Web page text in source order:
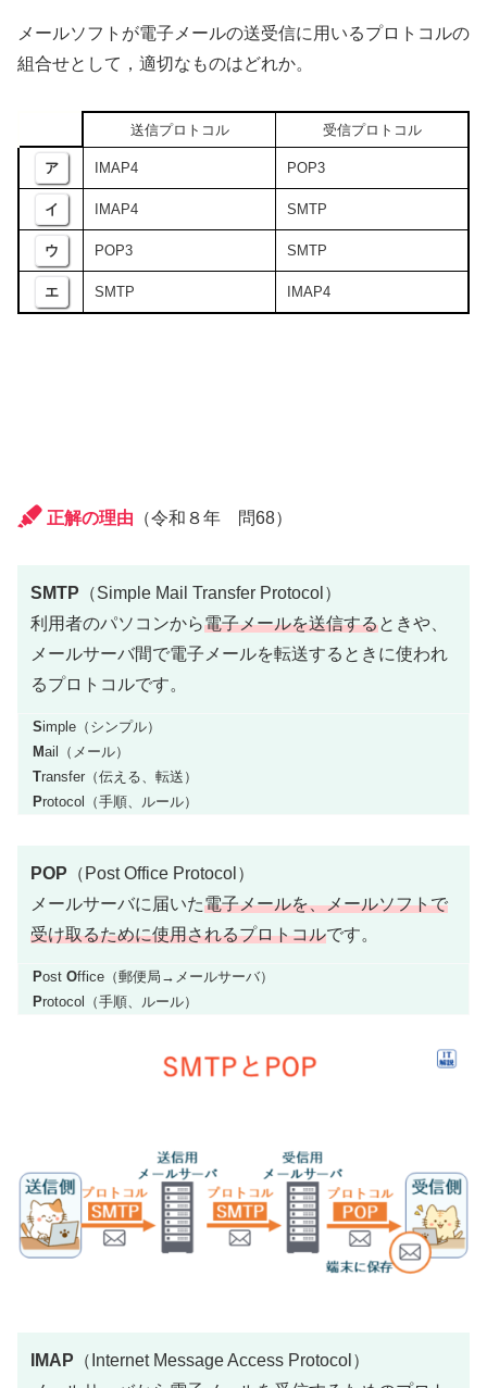
メールソフトが電子メールの送受信に用いるプロトコルの
組合せとして，適切なものはどれか。
送信プロトコル 受信プロトコル
ア IMAP4 POP3
イ IMAP4 SMTP
ウ POP3 SMTP
エ SMTP IMAP4
正解の理由 （令和８年 問68）
SMTP （Simple Mail Transfer Protocol）
利用者のパソコンから電子メールを送信するときや、
メールサーバ間で電子メールを転送するときに使われ
るプロトコルです。
Simple（シンプル）
Mail（メール）
Transfer（伝える、転送）
Protocol（手順、ルール）
POP （Post Office Protocol）
メールサーバに届いた電子メールを、メールソフトで
受け取るために使用されるプロトコルです。
Post Office（郵便局→メールサーバ）
Protocol（手順、ルール）
IMAP （Internet Message Access Protocol）